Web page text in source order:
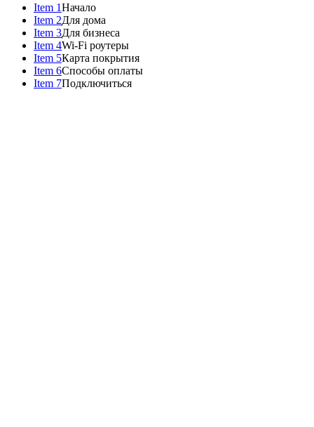
Item 1Начало
Item 2Для дома
Item 3Для бизнеса
Item 4Wi-Fi роутеры
Item 5Карта покрытия
Item 6Способы оплаты
Item 7Подключиться